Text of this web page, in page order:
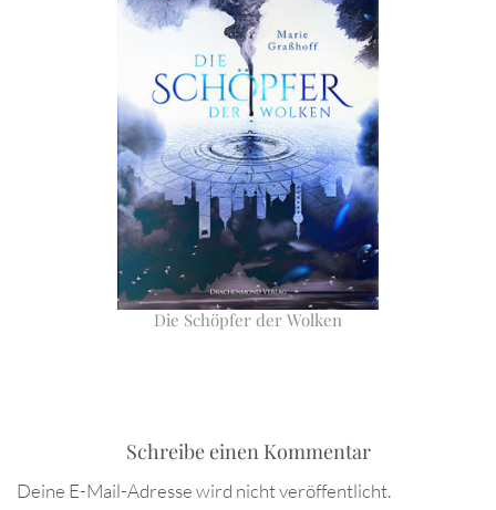
Die Schöpfer der Wolken
Schreibe einen Kommentar
Deine E-Mail-Adresse wird nicht veröffentlicht.